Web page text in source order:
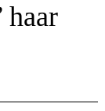
haar